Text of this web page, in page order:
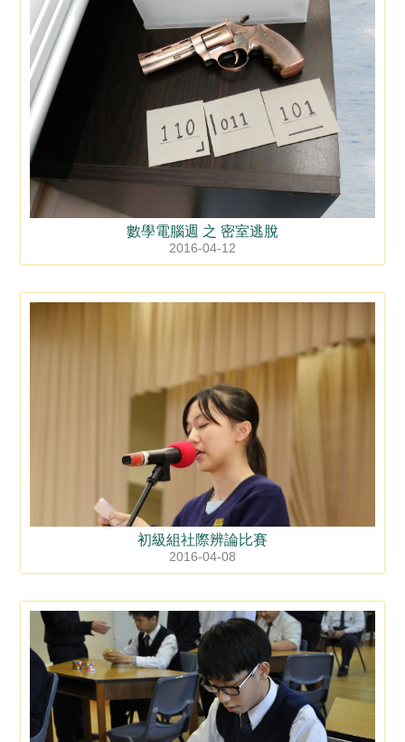
數學電腦週 之 密室逃脫
2016-04-12
初級組社際辨論比賽
2016-04-08